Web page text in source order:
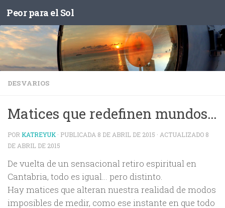
Saltar al contenido
Peor para el Sol
DESVARIOS
Matices que redefinen mundos…
POR KATREYUK · PUBLICADA 8 DE ABRIL DE 2015 · ACTUALIZADO 8
DE ABRIL DE 2015
De vuelta de un sensacional retiro espiritual en
Cantabria, todo es igual… pero distinto.
Hay matices que alteran nuestra realidad de modos
imposibles de medir, como ese instante en que todo